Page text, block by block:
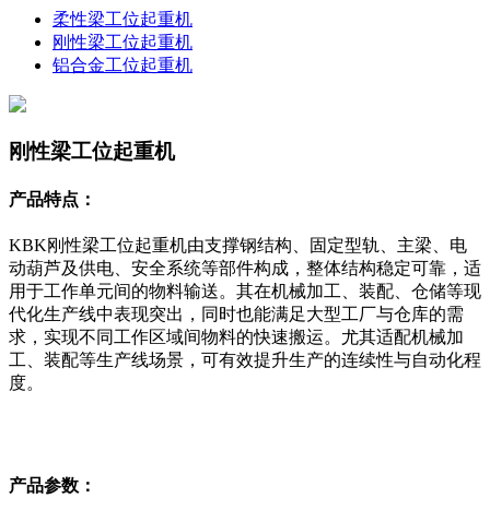
柔性梁工位起重机
刚性梁工位起重机
铝合金工位起重机
刚性梁工位起重机
产品特点：
KBK刚性梁工位起重机由支撑钢结构、固定型轨、主梁、电
动葫芦及供电、安全系统等部件构成，整体结构稳定可靠，适
用于工作单元间的物料输送。其在机械加工、装配、仓储等现
代化生产线中表现突出，同时也能满足大型工厂与仓库的需
求，实现不同工作区域间物料的快速搬运。尤其适配机械加
工、装配等生产线场景，可有效提升生产的连续性与自动化程
度。
产品参数：